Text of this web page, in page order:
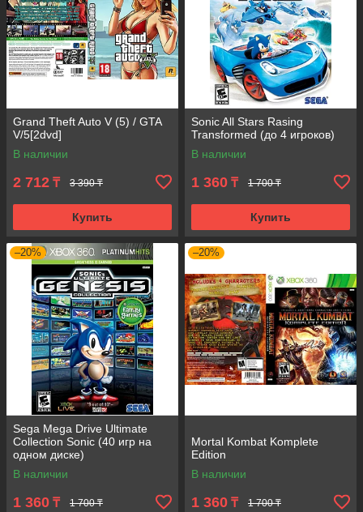
Grand Theft Auto V (5) / GTA
V/5[2dvd]
В наличии
2 712 ₸ 3 390 ₸
Купить
Sonic All Stars Rasing
Transformed (до 4 игроков)
В наличии
1 360 ₸ 1 700 ₸
Купить
–20%
Sega Mega Drive Ultimate
Collection Sonic (40 игр на
одном диске)
В наличии
1 360 ₸ 1 700 ₸
–20%
Mortal Kombat Komplete
Edition
В наличии
1 360 ₸ 1 700 ₸